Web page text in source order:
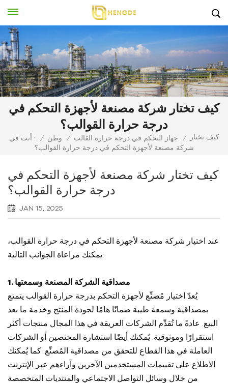
كيف تختار شركة مصنعة لأجهزة التحكم في
درجة حرارة القوالب؟
أنت في : / وطن / جهاز التحكم في درجة حرارة القالب /
كيف تختار
شركة مصنعة لأجهزة التحكم في درجة حرارة القوالب؟
كيف تختار شركة مصنعة لأجهزة التحكم في
درجة حرارة القوالب؟
JAN 15, 2025
عند اختيار شركة مصنعة لأجهزة التحكم في درجة حرارة القوالب،
يمكنك مراعاة الجوانب التالية:
1. مصداقية الشركة المصنعة وسمعتها
يُعدّ اختيار مُصنِّع لأجهزة التحكم بدرجة حرارة القوالب يتمتع
بمصداقية وسمعة طيبة ضمانًا هامًا لجودة المنتج وخدمة ما بعد
البيع. عادةً ما تُقدِّم الشركات العريقة في هذا المجال منتجات أكثر
استقرارًا وموثوقية. يُمكنك أيضًا استشارة المختصين أو الشركات
العاملة في هذا القطاع للتحقق من مصداقية المُصنِّع. كما يُمكنك
الاطلاع على تقييمات المستخدمين الآخرين وآراءهم عبر الإنترنت
من خلال وسائل التواصل الاجتماعي والمنتديات المتخصصة